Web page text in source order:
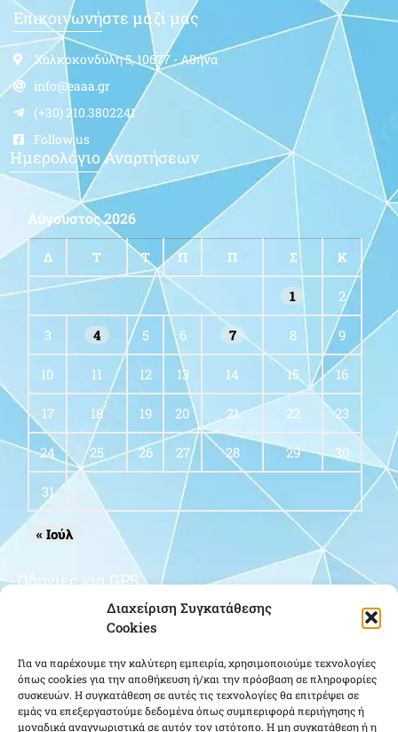
Διαχείριση Συγκατάθεσης
Cookies
Για να παρέχουμε την καλύτερη εμπειρία, χρησιμοποιούμε τεχνολογίες
όπως cookies για την αποθήκευση ή/και την πρόσβαση σε πληροφορίες
συσκευών. Η συγκατάθεση σε αυτές τις τεχνολογίες θα επιτρέψει σε
εμάς να επεξεργαστούμε δεδομένα όπως συμπεριφορά περιήγησης ή
μοναδικά αναγνωριστικά σε αυτόν τον ιστότοπο. Η μη συγκατάθεση ή η
Επικοινωνήστε μαζί μας
Χαλκοκονδύλη 5, 10677 - Αθήνα
info@eaaa.gr
(+30) 210.3802241
Follow us
Ημερολόγιο Αναρτήσεων
Αύγουστος 2026
Δ Τ Τ Π Π Σ Κ
1 2
3 4 5 6 7 8 9
10 11 12 13 14 15 16
17 18 19 20 21 22 23
24 25 26 27 28 29 30
31
« Ιούλ
Οδηγίες για GPS